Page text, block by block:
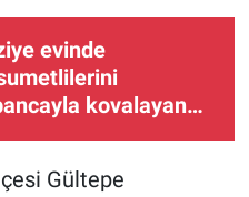
evinde
kovalayan
Gültepe